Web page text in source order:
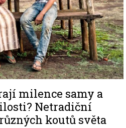
milence samy a
Netradiční
koutů světa